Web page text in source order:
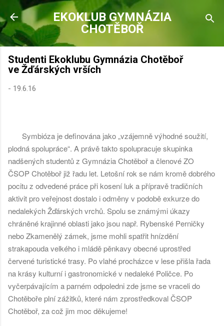
Přeskočit na hlavní obsah
EKOKLUB GYMNÁZIA
CHOTĚBOŘ
Studenti Ekoklubu Gymnázia Chotěboř
ve Žďárských vrších
- 19.6.16
Symbióza je definována jako „vzájemně výhodné soužití,
plodná spolupráce“. A právě takto spolupracuje skupinka
nadšených studentů z Gymnázia Chotěboř a členové ZO
ČSOP Chotěboř již řadu let. Letošní rok se nám kromě dobrého
pocitu z odvedené práce při kosení luk a přípravě tradičních
aktivit pro veřejnost dostalo i odměny v podobě exkurze do
nedalekých Žďárských vrchů. Spolu se známými úkazy
chráněné krajinné oblasti jako jsou např. Rybenské Perničky
nebo Zkamenělý zámek, jsme mohli spatřit hnízdění
strakapouda velkého i mládě pěnkavy obecné uprostřed
červené turistické trasy. Po vlahé procházce v lese přišla řada
na krásy kulturní i gastronomické v nedaleké Poličce. Po
vyčerpávajícím a parném odpoledni zde jsme se vraceli do
Chotěboře plní zážitků, které nám zprostředkoval ČSOP
Chotěboř, za což jim moc děkujeme!